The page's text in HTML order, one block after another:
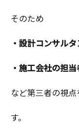
そのため
・設計コンサル
・施工会社の担
など第三者の視
す。